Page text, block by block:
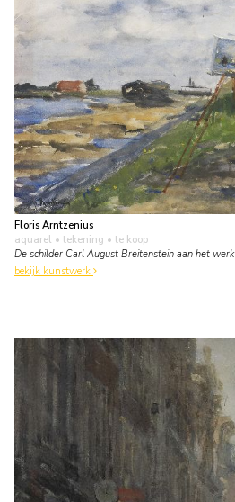
Floris Arntzenius
aquarel • tekening • te koop
De schilder Carl August Breitenstein aan het werk
bekijk kunstwerk